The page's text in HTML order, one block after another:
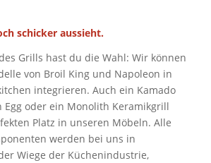
schicker aussieht.
Grills hast du die Wahl: Wir können
von Broil King und Napoleon in
integrieren. Auch ein Kamado
Egg oder ein Monolith Keramikgrill
Platz in unseren Möbeln. Alle
werden bei uns in
Wiege der Küchenindustrie,